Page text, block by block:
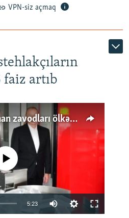
VPN-siz açmaq
artıb
Ard-arda açılan dərman zavodları ölkənin tələbatını ödəyirmi?
currently available
5:23